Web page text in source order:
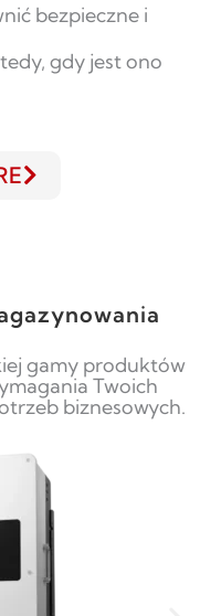
bezpieczne i
gdy jest ono
gamy produktów
Twoich
biznesowych.